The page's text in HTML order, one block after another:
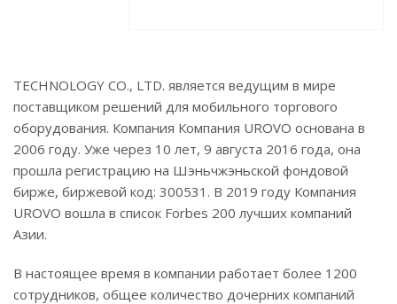
TECHNOLOGY CO., LTD. является ведущим в мире
поставщиком решений для мобильного торгового
оборудования. Компания Компания UROVO основана в
2006 году. Уже через 10 лет, 9 августа 2016 года, она
прошла регистрацию на Шэньчжэньской фондовой
бирже, биржевой код: 300531. В 2019 году Компания
UROVO вошла в список Forbes 200 лучших компаний
Азии.
В настоящее время в компании работает более 1200
сотрудников, общее количество дочерних компаний